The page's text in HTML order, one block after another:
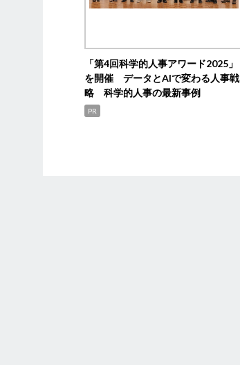
「第4回科学的人事アワード2025」
を開催 データとAIで変わる人事戦
略 科学的人事の最新事例
PR